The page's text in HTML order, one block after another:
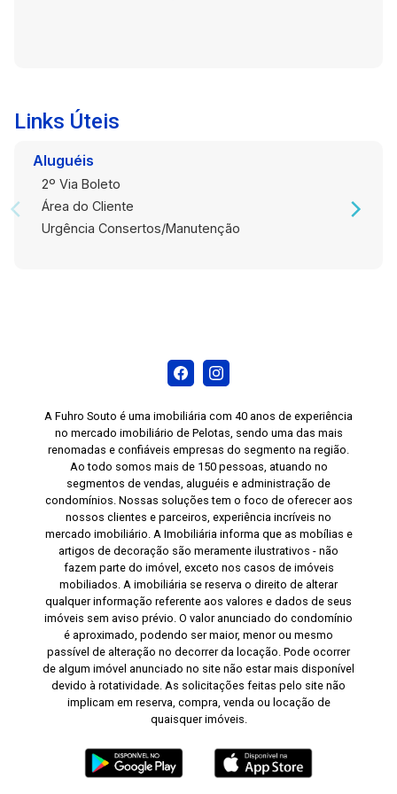
Links Úteis
Aluguéis
2º Via Boleto
Área do Cliente
Urgência Consertos/Manutenção
A Fuhro Souto é uma imobiliária com 40 anos de experiência
no mercado imobiliário de Pelotas, sendo uma das mais
renomadas e confiáveis empresas do segmento na região.
Ao todo somos mais de 150 pessoas, atuando no
segmentos de vendas, aluguéis e administração de
condomínios. Nossas soluções tem o foco de oferecer aos
nossos clientes e parceiros, experiência incríveis no
mercado imobiliário. A Imobiliária informa que as mobílias e
artigos de decoração são meramente ilustrativos - não
fazem parte do imóvel, exceto nos casos de imóveis
mobiliados. A imobiliária se reserva o direito de alterar
qualquer informação referente aos valores e dados de seus
imóveis sem aviso prévio. O valor anunciado do condomínio
é aproximado, podendo ser maior, menor ou mesmo
passível de alteração no decorrer da locação. Pode ocorrer
de algum imóvel anunciado no site não estar mais disponível
devido à rotatividade. As solicitações feitas pelo site não
implicam em reserva, compra, venda ou locação de
quaisquer imóveis.